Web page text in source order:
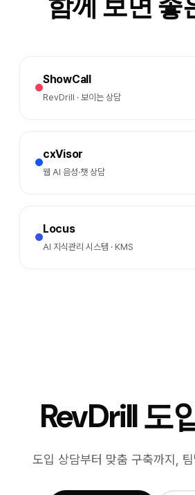
ShowCall
RevDrill · 보이는 상담
cxVisor
웹 AI 음성·챗 상담
Locus
AI 지식관리 시스템 · KMS
RevDrill 도
도입 상담부터 맞춤 구축까지,